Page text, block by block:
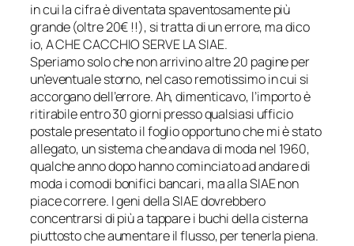
in cui la cifra è diventata spaventosamente più
grande (oltre 20€ !!), si tratta di un errore, ma dico
io, A CHE CACCHIO SERVE LA SIAE.
Speriamo solo che non arrivino altre 20 pagine per
un’eventuale storno, nel caso remotissimo in cui si
accorgano dell’errore. Ah, dimenticavo, l’importo è
ritirabile entro 30 giorni presso qualsiasi ufficio
postale presentato il foglio opportuno che mi è stato
allegato, un sistema che andava di moda nel 1960,
qualche anno dopo hanno cominciato ad andare di
moda i comodi bonifici bancari, ma alla SIAE non
piace correre. I geni della SIAE dovrebbero
concentrarsi di più a tappare i buchi della cisterna
piuttosto che aumentare il flusso, per tenerla piena.